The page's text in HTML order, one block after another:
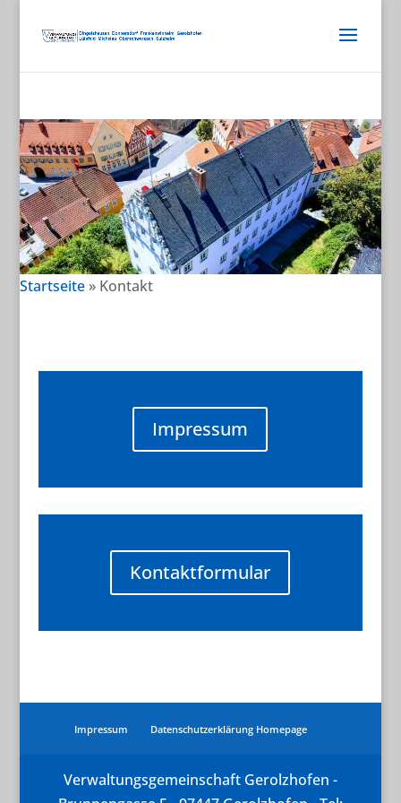
Startseite » Kontakt
Impressum
Kontaktformular
Impressum Datenschutzerklärung Homepage
Verwaltungsgemeinschaft Gerolzhofen -